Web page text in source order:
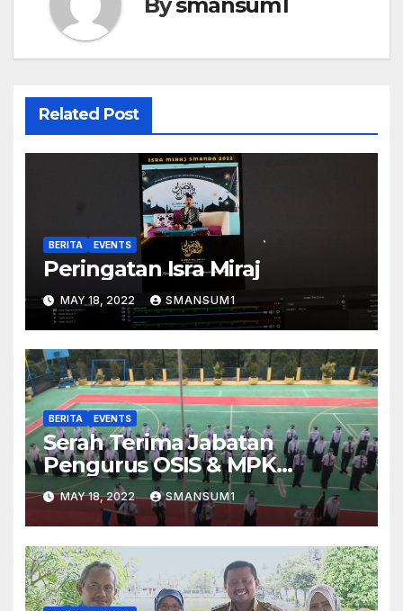
Related Post
BERITA EVENTS
Peringatan Isra Miraj
MAY 18, 2022 SMANSUM1
BERITA EVENTS
Serah Terima Jabatan
Pengurus OSIS & MPK
2021/2022
MAY 18, 2022 SMANSUM1